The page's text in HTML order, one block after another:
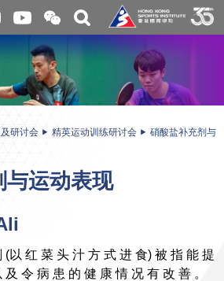
开
合
信
二
维
码
关
搜
研讨会 精英运动训练研讨会
硝酸盐补充剂与
与运动表现
(以 红 菜 头 汁 方 式 进 食) 被 指 能 提
令 病 患 的 健 康 情 况 有 改 善 。